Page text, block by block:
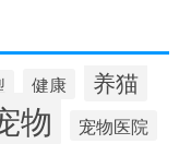
健康 养猫
物 宠物医院